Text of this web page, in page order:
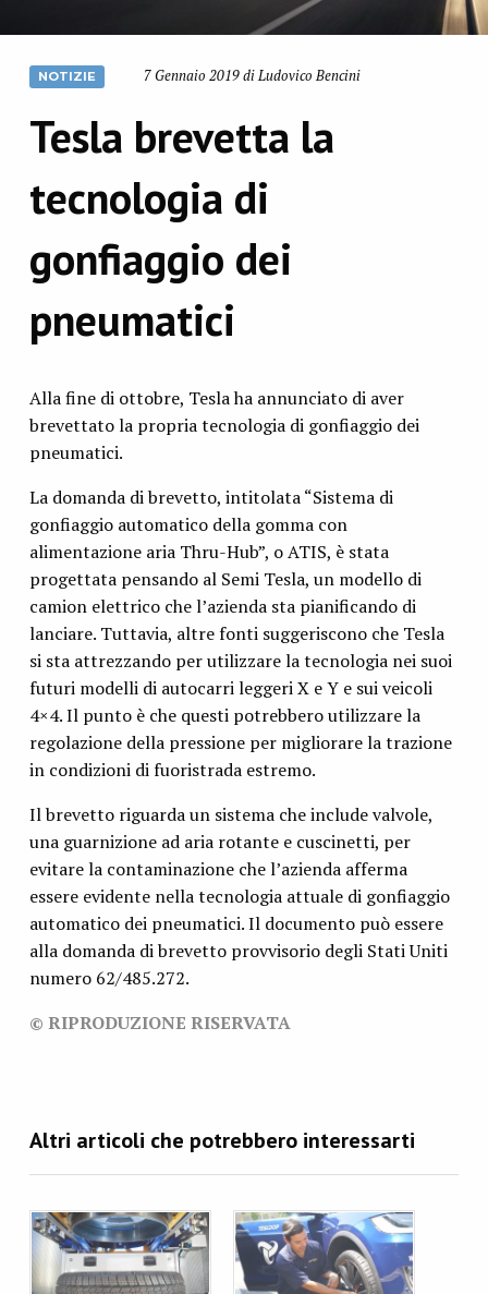
NOTIZIE 7 Gennaio 2019 di Ludovico Bencini
Tesla brevetta la
tecnologia di
gonfiaggio dei
pneumatici
Alla fine di ottobre, Tesla ha annunciato di aver
brevettato la propria tecnologia di gonfiaggio dei
pneumatici.
La domanda di brevetto, intitolata “Sistema di
gonfiaggio automatico della gomma con
alimentazione aria Thru-Hub”, o ATIS, è stata
progettata pensando al Semi Tesla, un modello di
camion elettrico che l’azienda sta pianificando di
lanciare. Tuttavia, altre fonti suggeriscono che Tesla
si sta attrezzando per utilizzare la tecnologia nei suoi
futuri modelli di autocarri leggeri X e Y e sui veicoli
4×4. Il punto è che questi potrebbero utilizzare la
regolazione della pressione per migliorare la trazione
in condizioni di fuoristrada estremo.
Il brevetto riguarda un sistema che include valvole,
una guarnizione ad aria rotante e cuscinetti, per
evitare la contaminazione che l’azienda afferma
essere evidente nella tecnologia attuale di gonfiaggio
automatico dei pneumatici. Il documento può essere
alla domanda di brevetto provvisorio degli Stati Uniti
numero 62/485.272.
© RIPRODUZIONE RISERVATA